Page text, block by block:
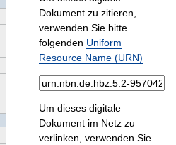
Dokument zu zitieren,
verwenden Sie bitte
folgenden Uniform
Resource Name (URN)
Um dieses digitale
Dokument im Netz zu
verlinken, verwenden Sie